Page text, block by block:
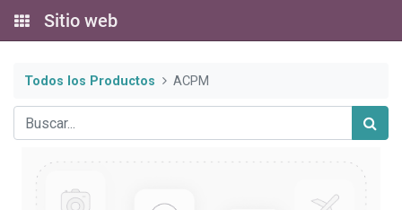
Sitio web
Todos los Productos ACPM